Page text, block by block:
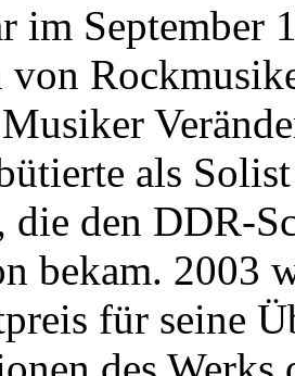
im September
von
als
die den DDR-
bekam. 2003
für seine